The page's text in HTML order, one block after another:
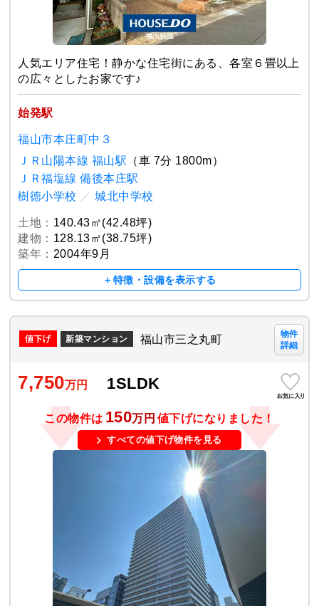
人気エリア住宅！静かな住宅街にある、各室６畳以上
の広々としたお家です♪
始発駅
福山市本庄町中３
ＪＲ山陽本線 福山駅 （車 7分 1800m）
ＪＲ福塩線 備後本庄駅
樹徳小学校 ／ 城北中学校
土地： 140.43㎡(42.48坪)
建物： 128.13㎡(38.75坪)
築年： 2004年9月
＋特徴・設備を表示する
新築マンション 福山市三之丸町
物件
詳細
7,750万円 1SLDK
この物件は 150万円 値下げになりました！
すべての値下げ物件を見る